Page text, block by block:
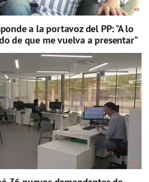
a la portavoz del PP: "A lo
de que me vuelva a presentar"